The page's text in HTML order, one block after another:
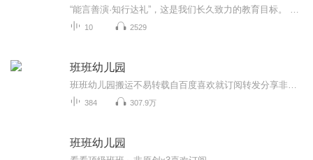
10 2529
班班幼儿园
384 307.9万
班班幼儿园